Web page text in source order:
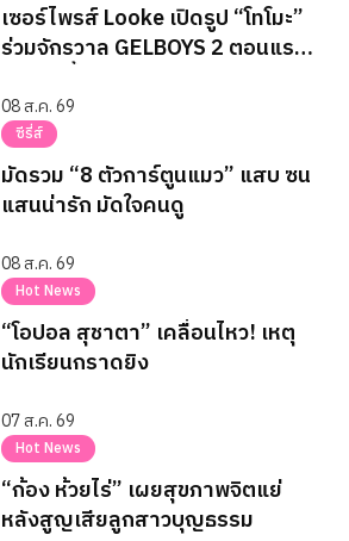
เซอร์ไพรส์ Looke เปิดรูป “โทโมะ”
ร่วมจักรวาล GELBOYS 2 ตอนแรก
08 ส.ค. 69
ซีรี่ส์
มัดรวม “8 ตัวการ์ตูนแมว” แสบ ซน
แสนน่ารัก มัดใจคนดู
08 ส.ค. 69
Hot News
“โอปอล สุชาตา” เคลื่อนไหว! เหตุ
นักเรียนกราดยิง
07 ส.ค. 69
Hot News
“ก้อง ห้วยไร่” เผยสุขภาพจิตแย่
หลังสูญเสียลูกสาวบุญธรรม